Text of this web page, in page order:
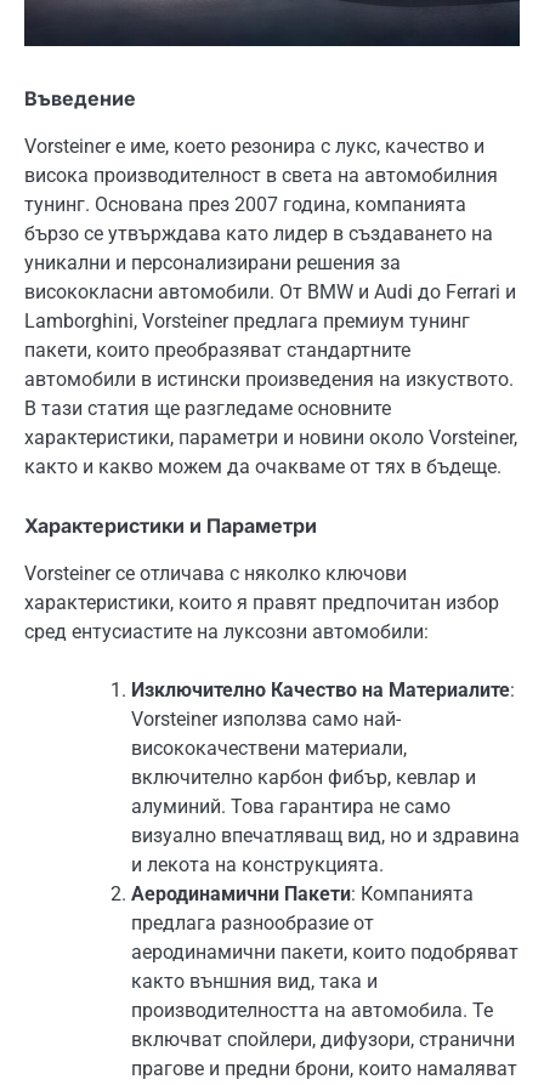
Въведение
Vorsteiner е име, което резонира с лукс, качество и
висока производителност в света на автомобилния
тунинг. Основана през 2007 година, компанията
бързо се утвърждава като лидер в създаването на
уникални и персонализирани решения за
висококласни автомобили. От BMW и Audi до Ferrari и
Lamborghini, Vorsteiner предлага премиум тунинг
пакети, които преобразяват стандартните
автомобили в истински произведения на изкуството.
В тази статия ще разгледаме основните
характеристики, параметри и новини около Vorsteiner,
както и какво можем да очакваме от тях в бъдеще.
Характеристики и Параметри
Vorsteiner се отличава с няколко ключови
характеристики, които я правят предпочитан избор
сред ентусиастите на луксозни автомобили:
Изключително Качество на Материалите:
Vorsteiner използва само най-
висококачествени материали,
включително карбон фибър, кевлар и
алуминий. Това гарантира не само
визуално впечатляващ вид, но и здравина
и лекота на конструкцията.
Аеродинамични Пакети: Компанията
предлага разнообразие от
аеродинамични пакети, които подобряват
както външния вид, така и
производителността на автомобила. Те
включват спойлери, дифузори, странични
прагове и предни брони, които намаляват